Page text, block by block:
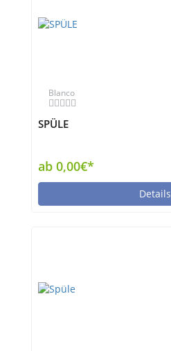
Blanco
SPÜLE
ab 0,00€*
Details